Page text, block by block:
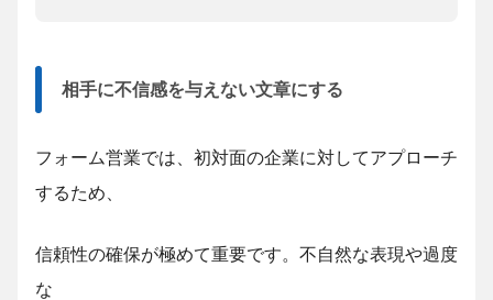
相手に不信感を与えない文章にする
フォーム営業では、初対面の企業に対してアプローチ
するため、
信頼性の確保が極めて重要です。不自然な表現や過度
な